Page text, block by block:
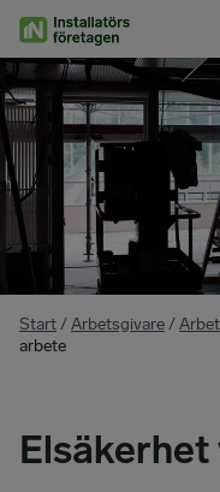
innehåll
You
are
Start/Arbetsgivare/
arbete